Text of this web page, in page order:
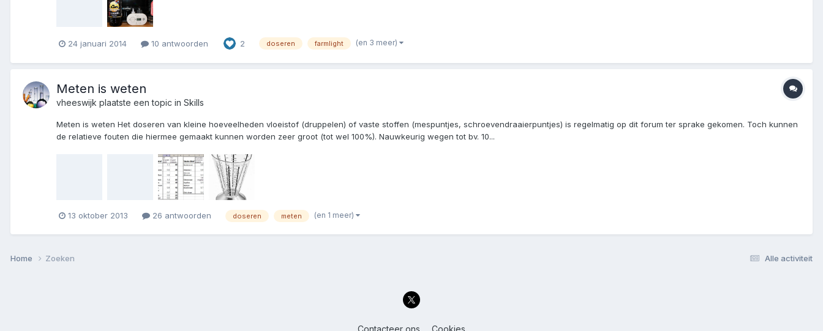
24 januari 2014 10 antwoorden 2 doseren farmlight (en 3 meer)
Meten is weten
vheeswijk plaatste een topic in Skills
Meten is weten Het doseren van kleine hoeveelheden vloeistof (druppelen) of vaste stoffen (mespuntjes, schroevendraaierpuntjes) is regelmatig op dit forum ter sprake gekomen. Toch kunnen
de relatieve fouten die hiermee gemaakt kunnen worden zeer groot (tot wel 100%). Nauwkeurig wegen tot bv. 10...
13 oktober 2013 26 antwoorden doseren meten (en 1 meer)
Alle activiteit
Home Zoeken
Contacteer ons Cookies